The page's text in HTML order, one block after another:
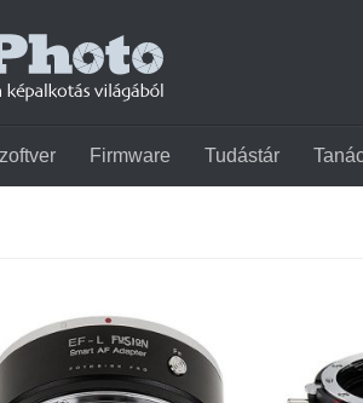
Firmware Tudástár